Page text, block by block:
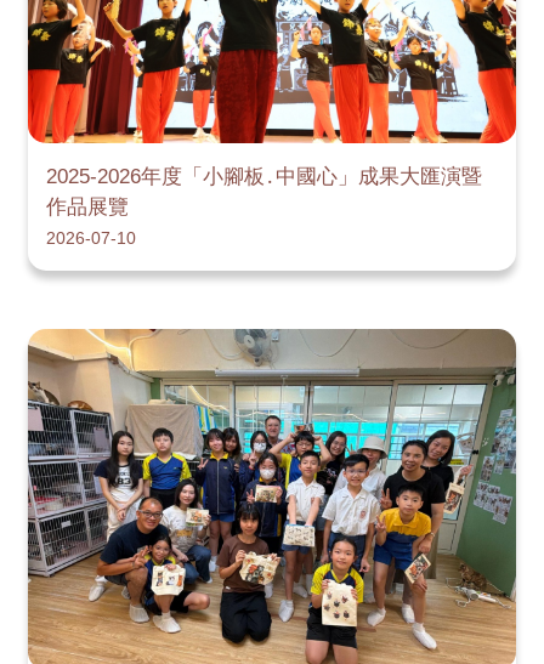
2025-2026年度「小腳板․中國心」成果大匯演暨
作品展覽
2026-07-10